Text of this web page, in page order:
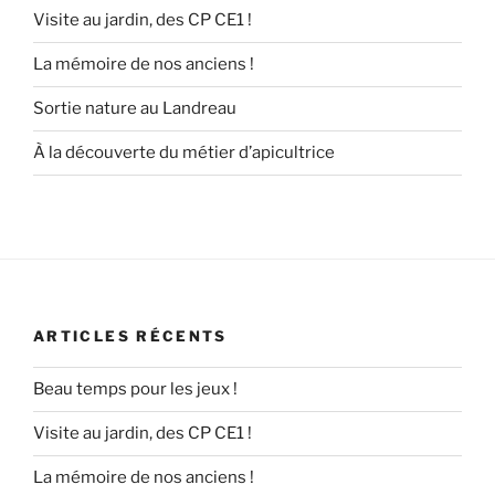
Visite au jardin, des CP CE1 !
La mémoire de nos anciens !
Sortie nature au Landreau
À la découverte du métier d’apicultrice
ARTICLES RÉCENTS
Beau temps pour les jeux !
Visite au jardin, des CP CE1 !
La mémoire de nos anciens !